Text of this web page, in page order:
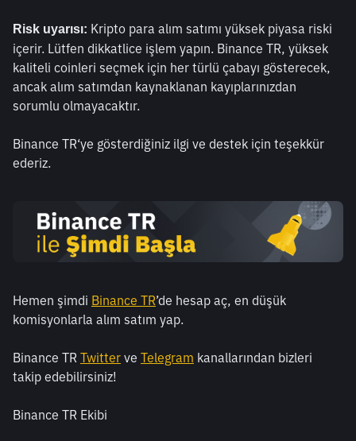
Risk uyarısı: Kripto para alım satımı yüksek piyasa riski
içerir. Lütfen dikkatlice işlem yapın. Binance TR, yüksek
kaliteli coinleri seçmek için her türlü çabayı gösterecek,
ancak alım satımdan kaynaklanan kayıplarınızdan
sorumlu olmayacaktır.
Binance TR‘ye gösterdiğiniz ilgi ve destek için teşekkür
ederiz.
Hemen şimdi Binance TR’de hesap aç, en düşük
komisyonlarla alım satım yap.
Binance TR Twitter ve Telegram kanallarından bizleri
takip edebilirsiniz!
Binance TR Ekibi